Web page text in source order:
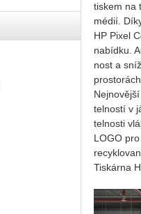
tis­kem na
médií.
HP Pixel
na­bíd­ku.
nost a
pro­sto­rách.
tel­nos­tí v
tel­nos­ti
LO­GO
Tis­kár­na